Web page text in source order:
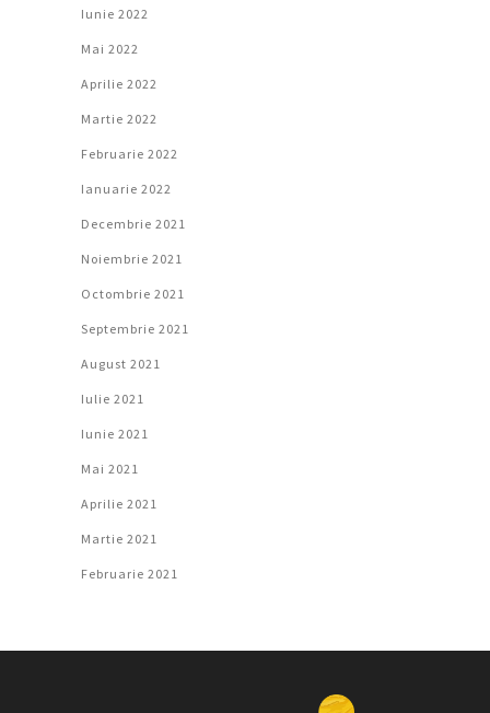
Iunie 2022
Mai 2022
Aprilie 2022
Martie 2022
Februarie 2022
Ianuarie 2022
Decembrie 2021
Noiembrie 2021
Octombrie 2021
Septembrie 2021
August 2021
Iulie 2021
Iunie 2021
Mai 2021
Aprilie 2021
Martie 2021
Februarie 2021